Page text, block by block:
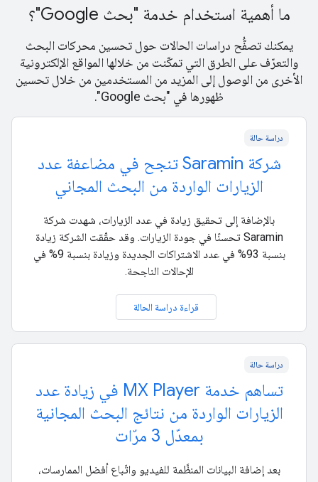
ما أهمية استخدام خدمة "بحث Google"؟
يمكنك تصفُّح دراسات الحالات حول تحسين محركات البحث
والتعرّف على الطرق التي تمكّنت من خلالها المواقع الإلكترونية
الأخرى من الوصول إلى المزيد من المستخدمين من خلال تحسين
ظهورها في "بحث Google".
دراسة حالة
شركة Saramin تنجح في مضاعفة عدد
الزيارات الواردة من البحث المجاني
بالإضافة إلى تحقيق زيادة في عدد الزيارات، شهدت شركة
Saramin تحسنًا في جودة الزيارات. وقد حقّقت الشركة زيادة
بنسبة 93% في عدد الاشتراكات الجديدة وزيادة بنسبة 9% في
الإحالات الناجحة.
قراءة دراسة الحالة
دراسة حالة
تساهم خدمة MX Player في زيادة عدد
الزيارات الواردة من نتائج البحث المجانية
بمعدّل 3 مرّات
بعد إضافة البيانات المنظَّمة للفيديو واتّباع أفضل الممارسات،